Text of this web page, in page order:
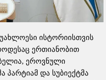
ისტორიისთვის
ერთიანობით
ეროვნული
პარტიამ და სუბიექტმა